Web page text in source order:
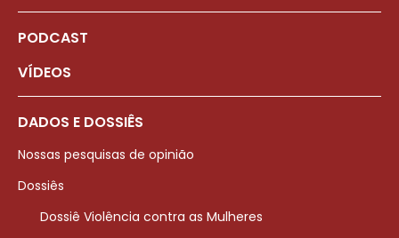
PODCAST
VÍDEOS
DADOS E DOSSIÊS
Nossas pesquisas de opinião
Dossiês
Dossiê Violência contra as Mulheres